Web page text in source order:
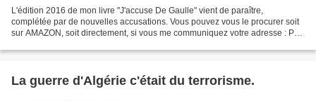
L'édition 2016 de mon livre "J'accuse De Gaulle" vient de paraître,
complétée par de nouvelles accusations. Vous pouvez vous le procurer soit
sur AMAZON, soit directement, si vous me communiquez votre adresse : Prix
La guerre d'Algérie c'était du terrorisme.